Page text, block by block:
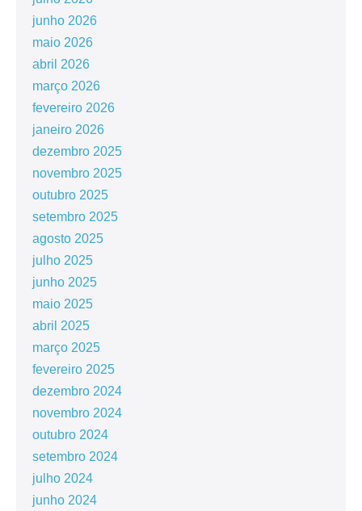
junho 2026
maio 2026
abril 2026
março 2026
fevereiro 2026
janeiro 2026
dezembro 2025
novembro 2025
outubro 2025
setembro 2025
agosto 2025
julho 2025
junho 2025
maio 2025
abril 2025
março 2025
fevereiro 2025
dezembro 2024
novembro 2024
outubro 2024
setembro 2024
julho 2024
junho 2024